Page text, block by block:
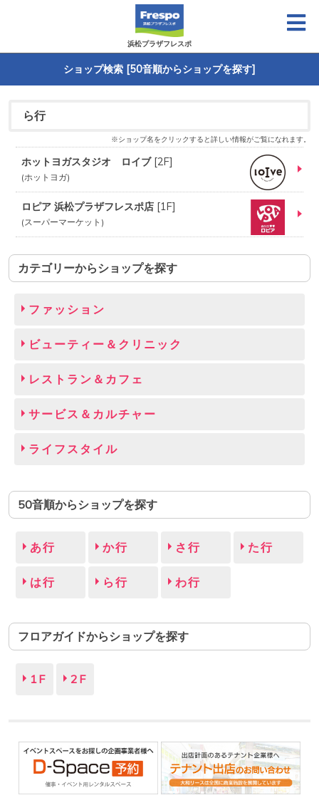
浜松プラザフレスポ
ショップ検索 [50音順からショップを探す]
ら行
※ショップ名をクリックすると詳しい情報がご覧になれます。
ホットヨガスタジオ ロイブ [2F]
ホットヨガ
ロピア 浜松プラザフレスポ店 [1F]
スーパーマーケット
カテゴリーからショップを探す
ファッション
ビューティー＆クリニック
レストラン＆カフェ
サービス＆カルチャー
ライフスタイル
50音順からショップを探す
あ行 か行 さ行 た行
は行 ら行 わ行
フロアガイドからショップを探す
1F 2F